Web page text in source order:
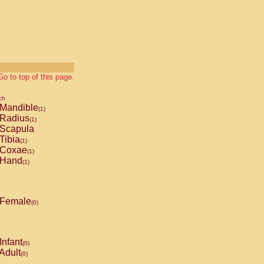
to top of this page.
Mandible(1)
Radius(1)
Scapula
Tibia(1)
Coxae(1)
Hand(1)
Female(0)
Infant(0)
(0)